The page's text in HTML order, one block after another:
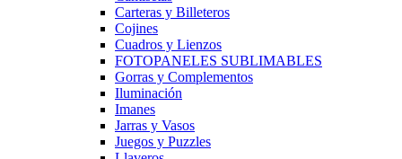
Carteras y Billeteros
Cojines
Cuadros y Lienzos
FOTOPANELES SUBLIMABLES
Gorras y Complementos
Iluminación
Imanes
Jarras y Vasos
Juegos y Puzzles